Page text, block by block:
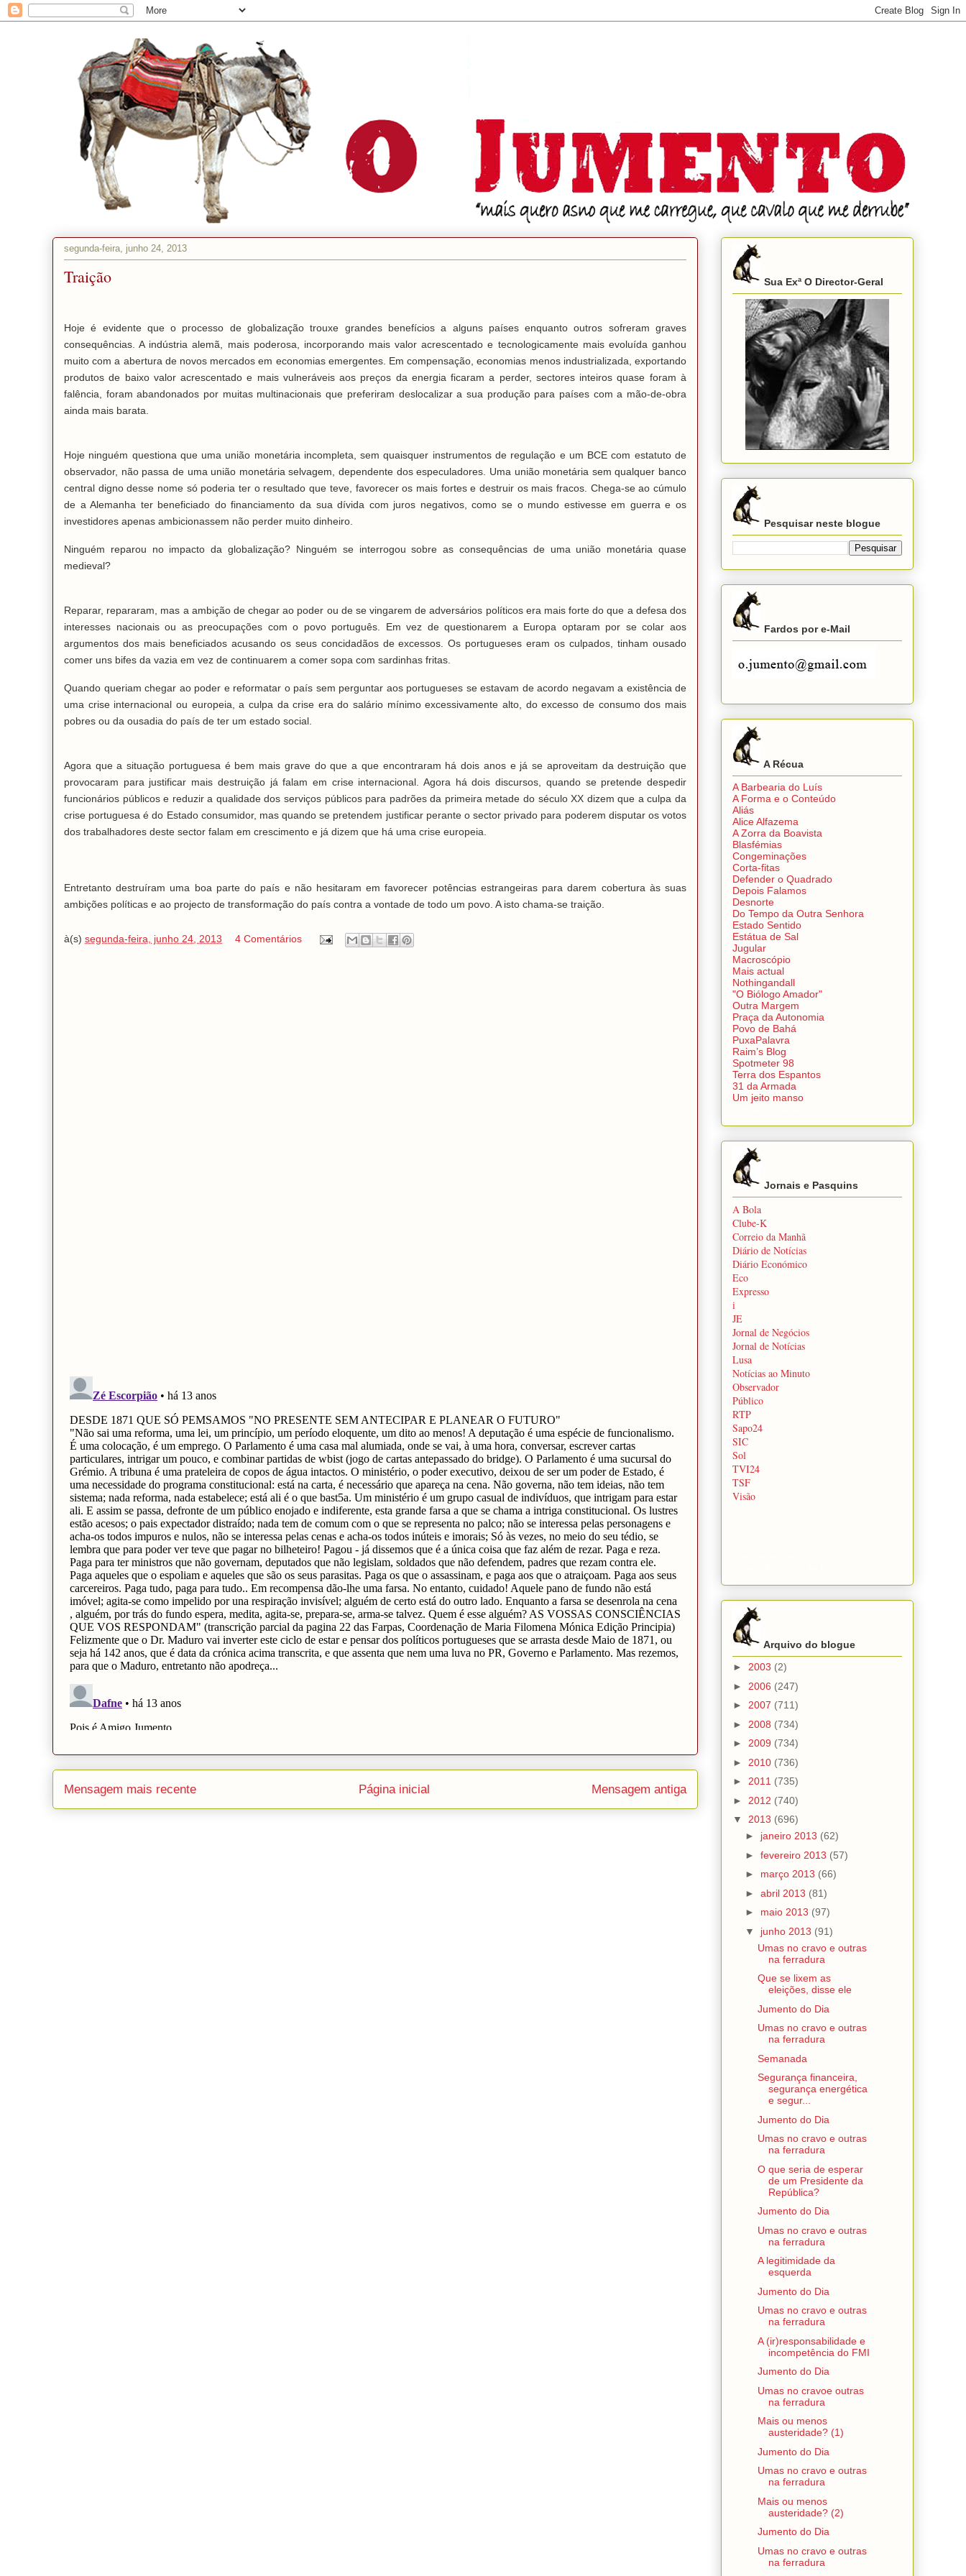
O JUMENTO
segunda-feira, junho 24, 2013
Traição
Hoje é evidente que o processo de globalização trouxe grandes benefícios a alguns países enquanto outros sofreram graves
consequências. A indústria alemã, mais poderosa, incorporando mais valor acrescentado e tecnologicamente mais evoluída ganhou
muito com a abertura de novos mercados em economias emergentes. Em compensação, economias menos industrializada, exportando
produtos de baixo valor acrescentado e mais vulneráveis aos preços da energia ficaram a perder, sectores inteiros quase foram à
falência, foram abandonados por muitas multinacionais que preferiram deslocalizar a sua produção para países com a mão-de-obra
ainda mais barata.
Hoje ninguém questiona que uma união monetária incompleta, sem quaisquer instrumentos de regulação e um BCE com estatuto de
observador, não passa de uma união monetária selvagem, dependente dos especuladores. Uma união monetária sem qualquer banco
central digno desse nome só poderia ter o resultado que teve, favorecer os mais fortes e destruir os mais fracos. Chega-se ao cúmulo
de a Alemanha ter beneficiado do financiamento da sua dívida com juros negativos, como se o mundo estivesse em guerra e os
investidores apenas ambicionassem não perder muito dinheiro.
Ninguém reparou no impacto da globalização? Ninguém se interrogou sobre as consequências de uma união monetária quase
medieval?
Reparar, repararam, mas a ambição de chegar ao poder ou de se vingarem de adversários políticos era mais forte do que a defesa dos
interesses nacionais ou as preocupações com o povo português. Em vez de questionarem a Europa optaram por se colar aos
argumentos dos mais beneficiados acusando os seus concidadãos de excessos. Os portugueses eram os culpados, tinham ousado
comer uns bifes da vazia em vez de continuarem a comer sopa com sardinhas fritas.
Quando queriam chegar ao poder e reformatar o país sem perguntar aos portugueses se estavam de acordo negavam a existência de
uma crise internacional ou europeia, a culpa da crise era do salário mínimo excessivamente alto, do excesso de consumo dos mais
pobres ou da ousadia do país de ter um estado social.
Agora que a situação portuguesa é bem mais grave do que a que encontraram há dois anos e já se aproveitam da destruição que
provocaram para justificar mais destruição já falam em crise internacional. Agora há dois discursos, quando se pretende despedir
funcionários públicos e reduzir a qualidade dos serviços públicos para padrões da primeira metade do século XX dizem que a culpa da
crise portuguesa é do Estado consumidor, mas quando se pretendem justificar perante o sector privado para poderem disputar os votos
dos trabalhadores deste sector falam em crescimento e já dizem que há uma crise europeia.
Entretanto destruíram uma boa parte do país e não hesitaram em favorecer potências estrangeiras para darem cobertura às suas
ambições políticas e ao projecto de transformação do país contra a vontade de todo um povo. A isto chama-se traição.
à(s) segunda-feira, junho 24, 2013 4 Comentários
Mensagem mais recente Mensagem antiga
Página inicial
Sua Exª O Director-Geral
Pesquisar neste blogue
Fardos por e-Mail
A Récua
A Barbearia do Luís
A Forma e o Conteúdo
Aliás
Alice Alfazema
A Zorra da Boavista
Blasfémias
Congeminações
Corta-fitas
Defender o Quadrado
Depois Falamos
Desnorte
Do Tempo da Outra Senhora
Estado Sentido
Estátua de Sal
Jugular
Macroscópio
Mais actual
Nothingandall
"O Biólogo Amador"
Outra Margem
Praça da Autonomia
Povo de Bahá
PuxaPalavra
Raim’s Blog
Spotmeter 98
Terra dos Espantos
31 da Armada
Um jeito manso
Jornais e Pasquins
A Bola
Clube-K
Correio da Manhã
Diário de Notícias
Diário Económico
Eco
Expresso
i
JE
Jornal de Negócios
Jornal de Notícias
Lusa
Notícias ao Minuto
Observador
Público
RTP
Sapo24
SIC
Sol
TVI24
TSF
Visão
Arquivo do blogue
► 2003 (2)
► 2006 (247)
► 2007 (711)
► 2008 (734)
► 2009 (734)
► 2010 (736)
► 2011 (735)
► 2012 (740)
▼ 2013 (696)
► janeiro 2013 (62)
► fevereiro 2013 (57)
► março 2013 (66)
► abril 2013 (81)
► maio 2013 (97)
▼ junho 2013 (91)
Umas no cravo e outras
na ferradura
Que se lixem as
eleições, disse ele
Jumento do Dia
Umas no cravo e outras
na ferradura
Semanada
Segurança financeira,
segurança energética
e segur...
Jumento do Dia
Umas no cravo e outras
na ferradura
O que seria de esperar
de um Presidente da
República?
Jumento do Dia
Umas no cravo e outras
na ferradura
A legitimidade da
esquerda
Jumento do Dia
Umas no cravo e outras
na ferradura
A (ir)responsabilidade e
incompetência do FMI
Jumento do Dia
Umas no cravoe outras
na ferradura
Mais ou menos
austeridade? (1)
Jumento do Dia
Umas no cravo e outras
na ferradura
Mais ou menos
austeridade? (2)
Jumento do Dia
Umas no cravo e outras
na ferradura